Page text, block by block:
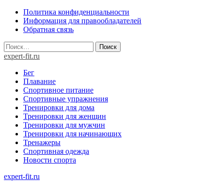
Skip
content
Политика конфиденциальности
Информация для правообладателей
Обратная связь
Найти:
expert-fit.ru
Бег
Плавание
Спортивное питание
Спортивные упражнения
Тренировки для дома
Тренировки для женщин
Тренировки для мужчин
Тренировки для начинающих
Тренажеры
Спортивная одежда
Новости спорта
expert-fit.ru